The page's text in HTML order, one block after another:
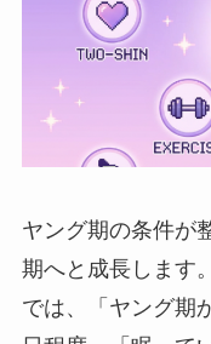
ヤング期の条件が
期へと成長します
では、「ヤング期